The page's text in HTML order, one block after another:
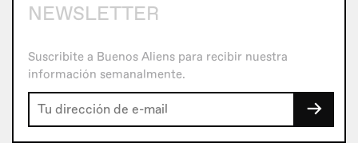
NEWSLETTER
Suscribite a Buenos Aliens para recibir nuestra
información semanalmente.
→